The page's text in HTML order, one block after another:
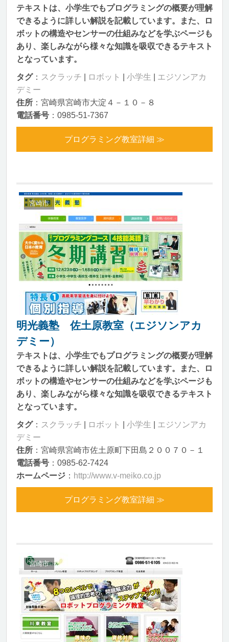
テキストは、小学生でもプログラミングの概要が理解
できるように詳しい解説を記載しています。また、ロ
ボットの構造やセンサーの仕組みなどを学ぶページも
あり、楽しみながら様々な知識を吸収できるテキスト
となっています。
タグ： スクラッチ ロボット 小学生
エジソンアカ
デミー
住所 ：宮崎県宮崎市大淀４－１０－８
電話番号 ：0985-51-7367
プログラミング教室詳細 ≫
宮崎市
明光義塾 佐土原教室（エジソンアカ
デミー）
テキストは、小学生でもプログラミングの概要が理解
できるように詳しい解説を記載しています。また、ロ
ボットの構造やセンサーの仕組みなどを学ぶページも
あり、楽しみながら様々な知識を吸収できるテキスト
となっています。
タグ： スクラッチ ロボット 小学生
エジソンアカ
デミー
住所 ：宮崎県宮崎市佐土原町下田島２００７０－１
電話番号 ：0985-62-7424
ホームページ ： http://www.v-meiko.co.jp
プログラミング教室詳細 ≫
宮崎市